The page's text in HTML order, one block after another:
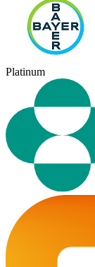
Platinum